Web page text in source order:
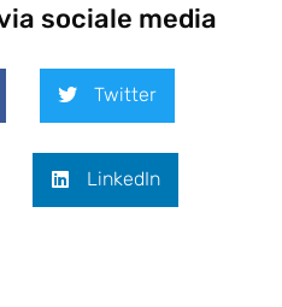
sociale media
Twitter
LinkedIn